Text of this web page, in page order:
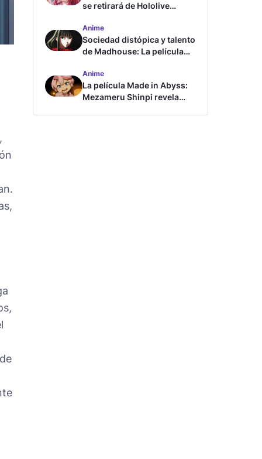
se retirará de Hololive
Anime
Sociedad distópica y talento
de Madhouse: La película
tráiler
Anime
La película Made in Abyss:
Mezameru Shinpi revela